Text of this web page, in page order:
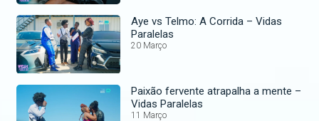
Aye vs Telmo: A Corrida – Vidas
Paralelas
20 Março
Paixão fervente atrapalha a mente –
Vidas Paralelas
11 Março